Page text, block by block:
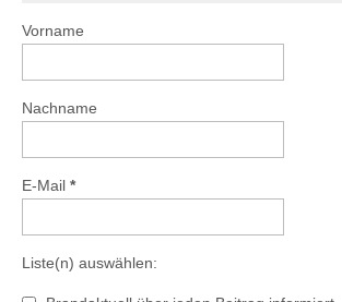
Vorname
Nachname
E-Mail *
Liste(n) auswählen: